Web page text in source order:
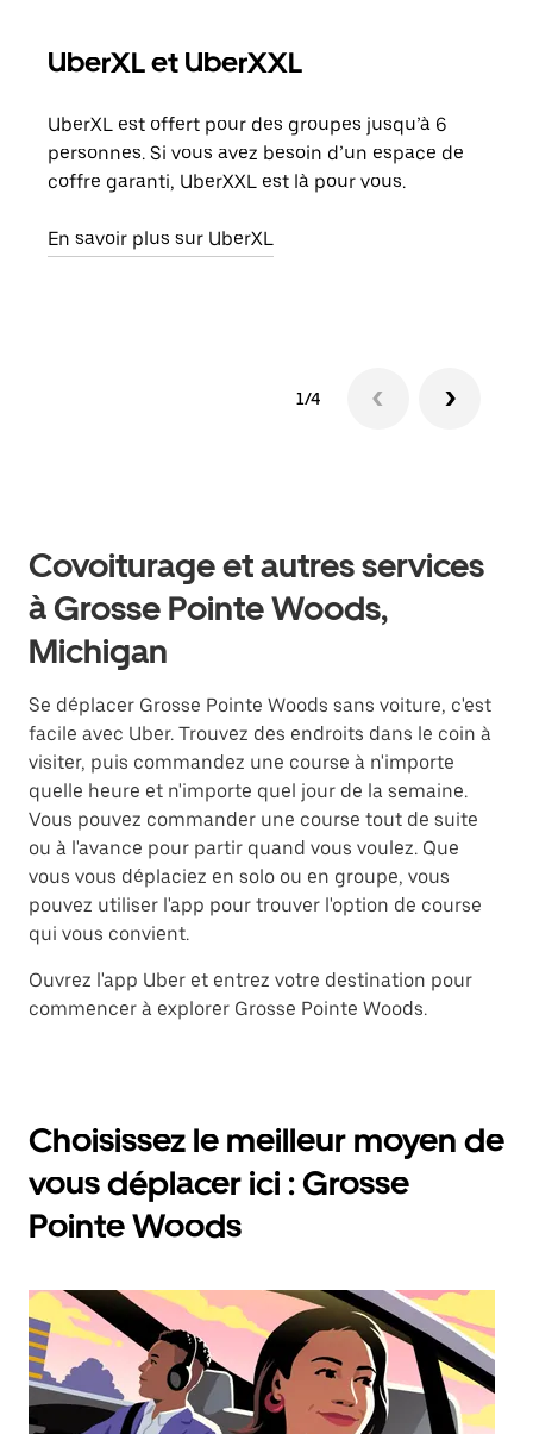
UberXL et UberXXL
UberXL est offert pour des groupes jusqu’à 6
personnes. Si vous avez besoin d’un espace de
coffre garanti, UberXXL est là pour vous.
En savoir plus sur UberXL
1/4
Covoiturage et autres services
à Grosse Pointe Woods,
Michigan
Se déplacer Grosse Pointe Woods sans voiture, c'est
facile avec Uber. Trouvez des endroits dans le coin à
visiter, puis commandez une course à n'importe
quelle heure et n'importe quel jour de la semaine.
Vous pouvez commander une course tout de suite
ou à l'avance pour partir quand vous voulez. Que
vous vous déplaciez en solo ou en groupe, vous
pouvez utiliser l'app pour trouver l'option de course
qui vous convient.
Ouvrez l'app Uber et entrez votre destination pour
commencer à explorer Grosse Pointe Woods.
Choisissez le meilleur moyen de
vous déplacer ici : Grosse
Pointe Woods